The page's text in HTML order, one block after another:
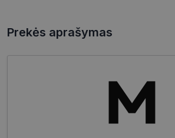
Prekės aprašymas